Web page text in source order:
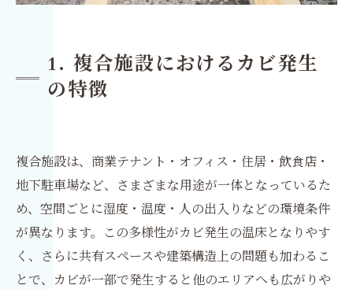
1. 複合施設におけるカビ発生
の特徴
複合施設は、商業テナント・オフィス・住居・飲食店・
地下駐車場など、さまざまな用途が一体となっているた
め、空間ごとに湿度・温度・人の出入りなどの環境条件
が異なります。この多様性がカビ発生の温床となりやす
く、さらに共有スペースや建築構造上の問題も加わるこ
とで、カビが一部で発生すると他のエリアへも広がりや